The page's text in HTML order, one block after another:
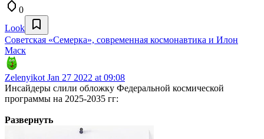
0
Look
Советская «Семерка», современная космонавтика и Илон
Маск
Zelenyikot Jan 27 2022 at 09:08
Инсайдеры слили обложку Федеральной космической
программы на 2025-2035 гг:
Развернуть